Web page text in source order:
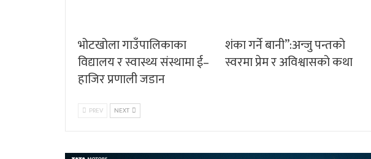
भोटखोला गाउँपालिकाका
विद्यालय र स्वास्थ्य संस्थामा ई–
हाजिर प्रणाली जडान
शंका गर्ने बानी”:अन्जु पन्तको
स्वरमा प्रेम र अविश्वासको कथा
PREV NEXT